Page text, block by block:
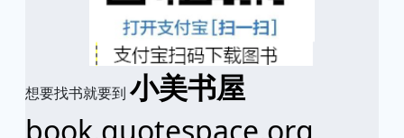
想要找书就要到 小美书屋